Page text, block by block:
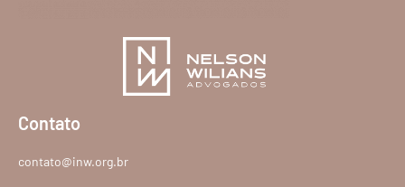
Contato
contato@inw.org.br